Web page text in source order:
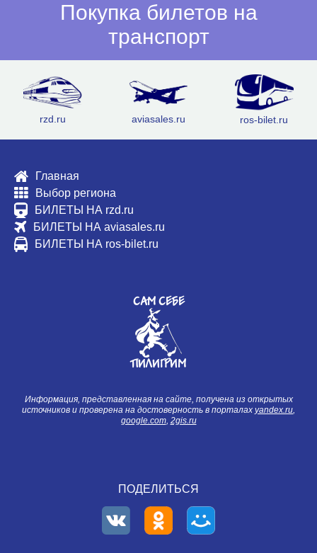
Покупка билетов на
транспорт
rzd.ru aviasales.ru ros-bilet.ru
Главная
Выбор региона
БИЛЕТЫ НА rzd.ru
БИЛЕТЫ НА aviasales.ru
БИЛЕТЫ НА ros-bilet.ru
САМ СЕБЕ
ПИЛИГРИМ
Информация, представленная на сайте, получена из открытых
источников и проверена на достоверность в порталах yandex.ru,
google.com, 2gis.ru
ПОДЕЛИТЬСЯ